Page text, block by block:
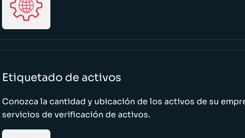
Etiquetado de activos
Conozca la cantidad y ubicación de los activos de su
servicios de verificación de activos.